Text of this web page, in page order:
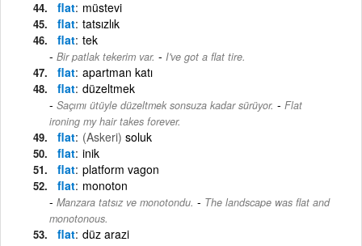
flat müstevi
flat tatsızlık
flat tek
Bir patlak tekerim var. - I've got a flat tire.
flat apartman katı
flat düzeltmek
Saçımı ütüyle düzeltmek sonsuza kadar sürüyor. - Flat
ironing my hair takes forever.
flat (Askeri) soluk
flat inik
flat platform vagon
flat monoton
Manzara tatsız ve monotondu. - The landscape was flat and
monotonous.
flat düz arazi